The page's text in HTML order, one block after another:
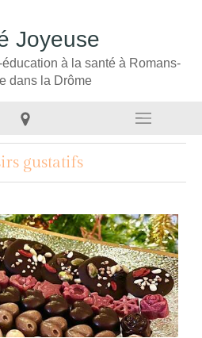
Joyeuse
à la santé à Romans-
dans la Drôme
gustatifs